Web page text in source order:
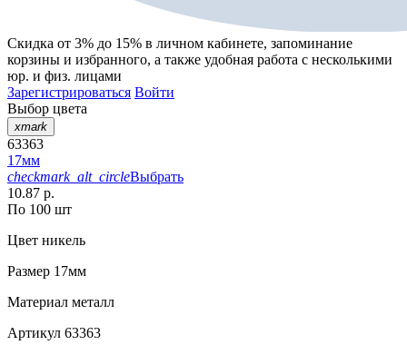
Скидка от 3% до 15% в личном кабинете, запоминание
корзины и избранного, а также удобная работа с несколькими
юр. и физ. лицами
Зарегистрироваться Войти
Выбор цвета
xmark
63363
17мм
checkmark_alt_circleВыбрать
10.87 р.
По 100 шт
Цвет никель
Размер 17мм
Материал металл
Артикул 63363